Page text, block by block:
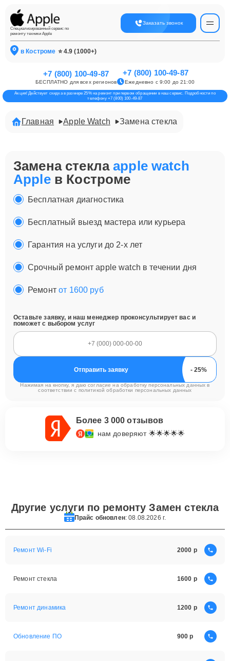
Специализированный сервис по
ремонту техники Apple
Заказать звонок
в Костроме ⭐ 4.9 (1000+)
+7 (800) 100-49-87
БЕСПЛАТНО для всех регионов
+7 (800) 100-49-87
Ежедневно с 9:00 до 21:00
Акция! Действует скидка в размере 25% на ремонт при первом обращении в наш сервис. Подробности по
телефону +7 (800) 100-49-87
Главная Apple Watch Замена стекла
Замена стеклаapple watch
Appleв Костроме
Бесплатная диагностика
Бесплатный выезд мастера или курьера
Гарантия на услуги до 2-х лет
Срочный ремонт apple watch в течении дня
Ремонтот 1600 руб
Оставьте заявку, и наш менеджер проконсультирует вас и
поможет с выбором услуг
Отправить заявку
Нажимая на кнопку, я даю согласие на обработку персональных данных в
соответствии с политикой обработки персональных данных
Более 3 000 отзывов
нам доверяют 🌟🌟🌟🌟🌟
Другие услуги по ремонту Замен стекла
Прайс обновлен: 08.08.2026 г.
Ремонт Wi-Fi 2000
Ремонт стекла 1600
Ремонт динамика 1200
Обновление ПО 900